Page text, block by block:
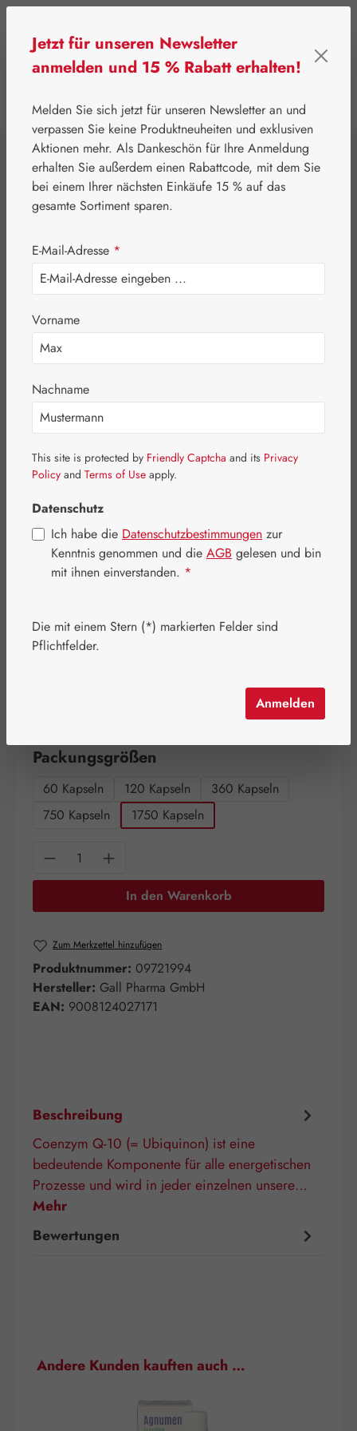
⌂ Gall Pharma Coenzym Q-10
Q-10 15 mg GPH
Kapseln
Bildergalerie überspringen
Regulärer Preis:
342,10 €
Inhalt:0.424 Kilogramm
Packungsgrößen
60 Kapseln 120 Kapseln
360 Kapseln
750 Kapseln
1750 Kapseln
Produkt Anzahl: Gib den gewünschten
In den Warenkorb
Zum Merkzettel hinzufügen
Produktnummer: 09721994
Hersteller: Gall Pharma GmbH
EAN: 9008124027171
Beschreibung
Coenzym Q-10 (= Ubiquinon) ist eine
bedeutende Komponente für alle energetischen
Prozesse und wird in jeder einzelnen unsere…
Mehr
Bewertungen
Produktgalerie überspringen
Andere Kunden kauften auch …
Jetzt für unseren Newsletter
anmelden und 15 % Rabatt erhalten!
Melden Sie sich jetzt für unseren Newsletter an und
verpassen Sie keine Produktneuheiten und exklusiven
Aktionen mehr. Als Dankeschön für Ihre Anmeldung
erhalten Sie außerdem einen Rabattcode, mit dem Sie
bei einem Ihrer nächsten Einkäufe 15 % auf das
gesamte Sortiment sparen.
E-Mail-Adresse *
Vorname
Nachname
This site is protected by Friendly Captcha and its Privacy
Policy and Terms of Use apply.
Datenschutz
Ich habe die Datenschutzbestimmungen zur
Kenntnis genommen und die AGB gelesen und bin
mit ihnen einverstanden. *
Die mit einem Stern (*) markierten Felder sind
Pflichtfelder.
Anmelden